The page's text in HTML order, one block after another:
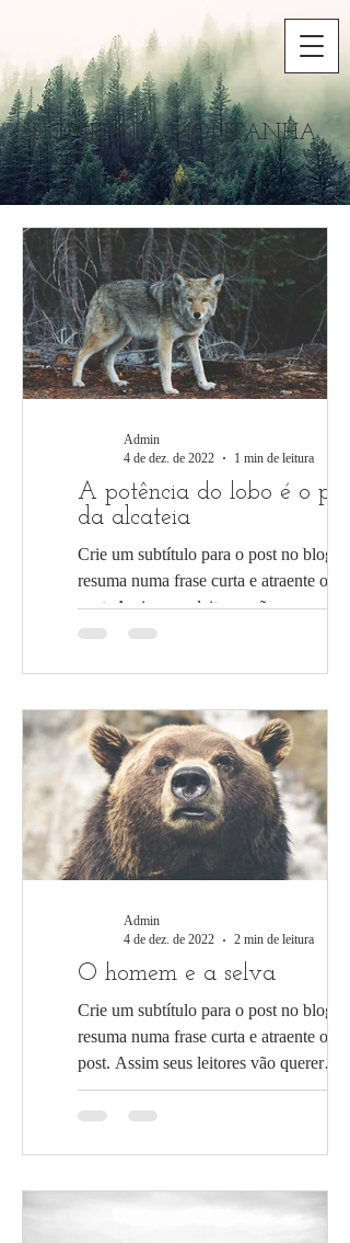
HOMEM DAMONTANHA
Carlos Nogueira Fotografia
A potência do lobo é o
da alcateia
Crie um subtítulo para o post no blog
resuma numa frase curta e atraente o seu
post. Assim seus leitores vão querer
continuar a ler....
Admin
4 de dez. de 2022
1 min de leitura
O homem e a selva
Crie um subtítulo para o post no blog
resuma numa frase curta e atraente o seu
post. Assim seus leitores vão querer
continuar a ler....
Admin
4 de dez. de 2022
2 min de leitura